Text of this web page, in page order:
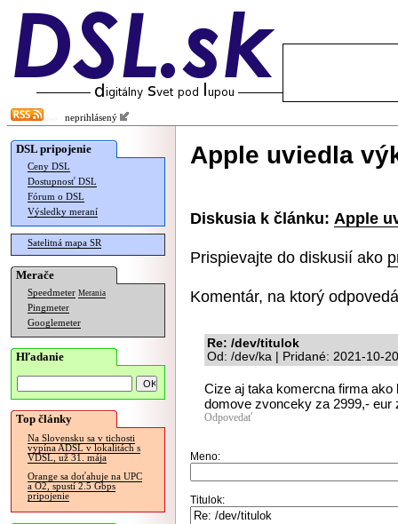
neprihlásený
DSL pripojenie
Ceny DSL
Dostupnosť DSL
Fórum o DSL
Výsledky meraní
Satelitná mapa SR
Merače
Speedmeter Merania
Pingmeter
Googlemeter
Hľadanie
Top články
Na Slovensku sa v tichosti
vypína ADSL v lokalitách s
VDSL, už 31. mája
Orange sa doťahuje na UPC
a O2, spustí 2.5 Gbps
pripojenie
Apple uviedla
Diskusia k článku: Apple
Prispievajte do diskusií ako
Komentár, na ktorý
Re: /dev/titulok
Od: /dev/ka | Pridané: 2021-10-
Cize aj taka komercna firma
domove zvonceky za 2999,- eur
Odpovedať
Meno:
Titulok: